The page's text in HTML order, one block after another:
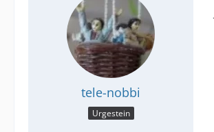
tele-nobbi
Urgestein